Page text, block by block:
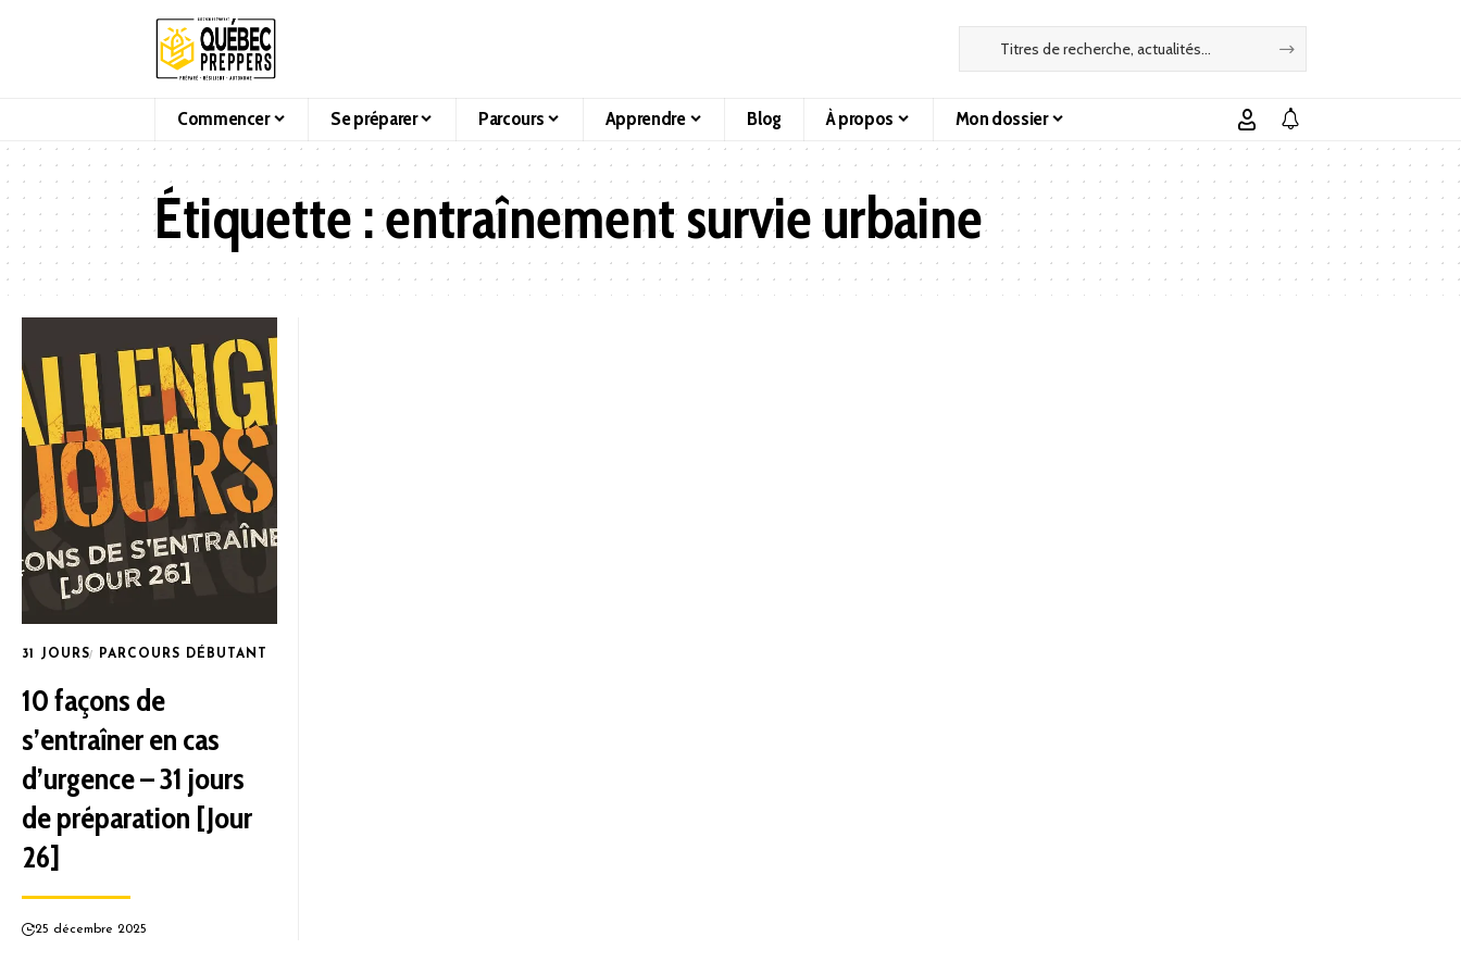
Commencer Se préparer Parcours Apprendre Blog À propos Mon dossier
Étiquette :entraînement survie urbaine
31 JOURS PARCOURS DÉBUTANT
10 façons de
s’entraîner en cas
d’urgence – 31 jours
de préparation [Jour
26]
25 décembre 2025